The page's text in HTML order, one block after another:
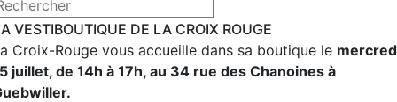
VESTIBOUTIQUE DE LA CROIX ROUGE
Croix-Rouge vous accueille dans sa boutique le
juillet, de 14h à 17h, au 34 rue des Chanoines à